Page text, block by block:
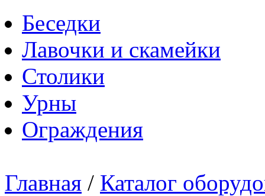
Беседки
Лавочки и скамейки
Столики
Урны
Ограждения
Главная / Каталог